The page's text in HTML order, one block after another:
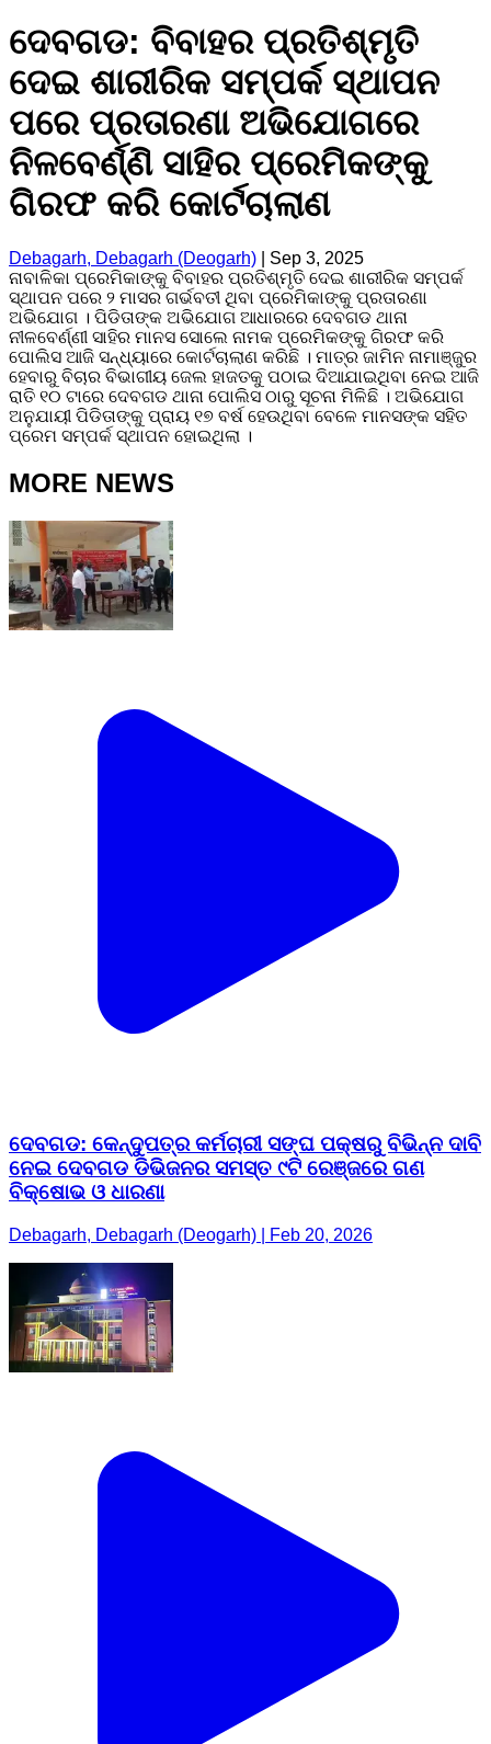
ଦେବଗଡ: ବିବାହର ପ୍ରତିଶ୍ମୃତି
ଦେଇ ଶାରୀରିକ ସମ୍ପର୍କ ସ୍ଥାପନ
ପରେ ପ୍ରତାରଣା ଅଭିଯୋଗରେ
ନିଳବେର୍ଣ୍ଣି ସାହିର ପ୍ରେମିକଙ୍କୁ
ଗିରଫ କରି କୋର୍ଟଚାଲାଣ
Debagarh, Debagarh (Deogarh)
Sep 3, 2025
ନାବାଳିକା ପ୍ରେମିକାଙ୍କୁ ବିବାହର ପ୍ରତିଶ୍ମୃତି ଦେଇ ଶାରୀରିକ ସମ୍ପର୍କ
ସ୍ଥାପନ ପରେ ୨ ମାସର ଗର୍ଭବତୀ ଥିବା ପ୍ରେମିକାଙ୍କୁ ପ୍ରତାରଣା
ଅଭିଯୋଗ । ପିଡିତାଙ୍କ ଅଭିଯୋଗ ଆଧାରରେ ଦେବଗଡ ଥାନା
ନୀଳବେର୍ଣ୍ଣୀ ସାହିର ମାନସ ସୋଲେ ନାମକ ପ୍ରେମିକଙ୍କୁ ଗିରଫ କରି
ପୋଲିସ ଆଜି ସନ୍ଧ୍ୟାରେ କୋର୍ଟଚାଲାଣ କରିଛି । ମାତ୍ର ଜାମିନ ନାମାଞ୍ଜୁର
ହେବାରୁ ବିଚାର ବିଭାଗୀୟ ଜେଲ ହାଜତକୁ ପଠାଇ ଦିଆଯାଇଥିବା ନେଇ ଆଜି
ରାତି ୧୦ ଟାରେ ଦେବଗଡ ଥାନା ପୋଲିସ ଠାରୁ ସୂଚନା ମିଳିଛି । ଅଭିଯୋଗ
ଅନୁଯାୟୀ ପିଡିତାଙ୍କୁ ପ୍ରାୟ ୧୭ ବର୍ଷ ହେଉଥିବା ବେଳେ ମାନସଙ୍କ ସହିତ
ପ୍ରେମ ସମ୍ପର୍କ ସ୍ଥାପନ ହୋଇଥିଲା ।
MORE NEWS
ଦେବଗଡ: କେନ୍ଦୁପତ୍ର କର୍ମଚାରୀ ସଙ୍ଘ ପକ୍ଷରୁ ବିଭିନ୍ନ ଦାବି
ନେଇ ଦେବଗଡ ଡିଭିଜନର ସମସ୍ତ ୯ଟି ରେଞ୍ଜରେ ଗଣ
ବିକ୍ଷୋଭ ଓ ଧାରଣା
Debagarh, Debagarh (Deogarh) | Feb 20, 2026